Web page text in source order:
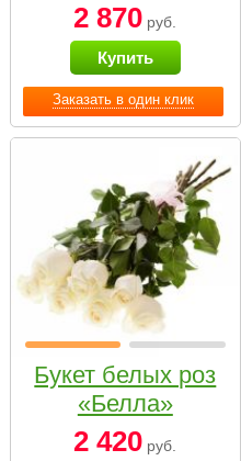
Заказать в один клик
2 870 руб.
Купить
Букет белых роз
«Белла»
2 420 руб.